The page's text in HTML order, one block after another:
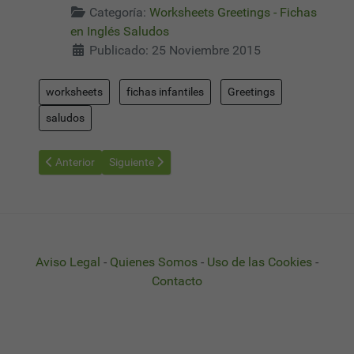
Categoría: Worksheets Greetings - Fichas
en Inglés Saludos
Publicado: 25 Noviembre 2015
worksheets fichas infantiles Greetings
saludos
Artículo anterior: Say Hello & Goodbye: Aprende Inglés
Anterior Artículo siguiente: Worksheets Greetings 02 -
Siguiente
Aviso Legal - Quienes Somos - Uso de las Cookies -
Contacto